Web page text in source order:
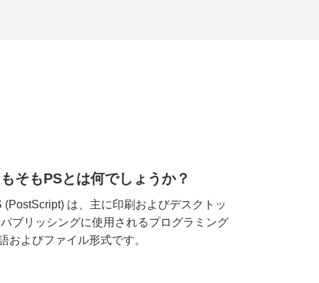
そもPSとは何でしょうか？
(PostScript) は、主に印刷およびデスクトッ
ブリッシングに使用されるプログラミング
およびファイル形式です。